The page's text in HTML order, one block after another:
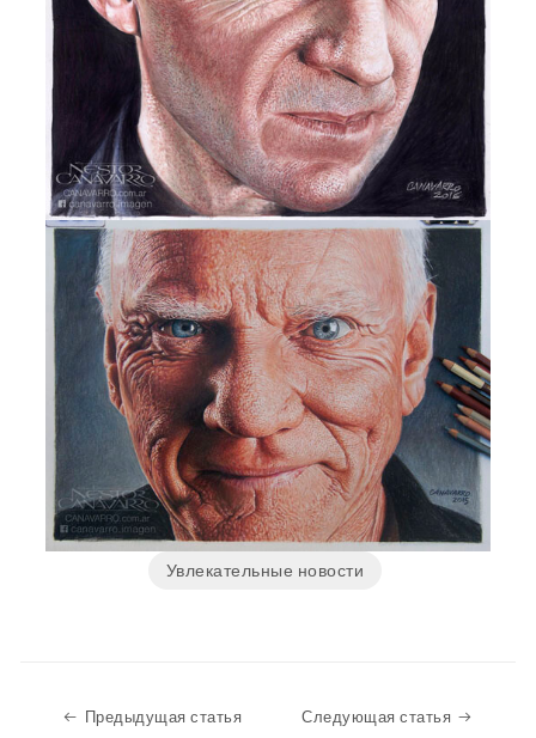
Увлекательные новости
Предыдущая статьяПредыдущая статья
Следующая статья